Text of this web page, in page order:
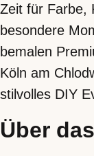
Zeit für Farbe,
besondere
bemalen
Köln am
stilvolles DIY
Über